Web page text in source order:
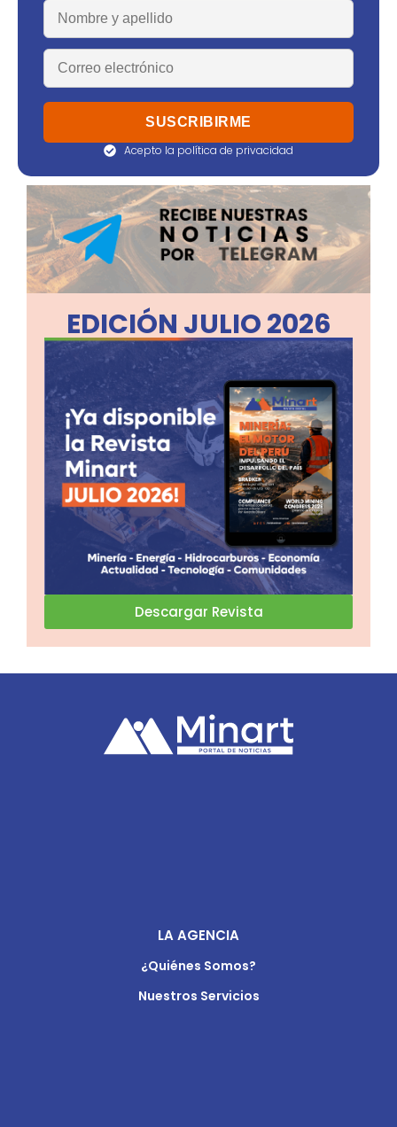
Acepto la política de privacidad
EDICIÓN JULIO 2026
Descargar Revista
LA AGENCIA
¿Quiénes Somos?
Nuestros Servicios